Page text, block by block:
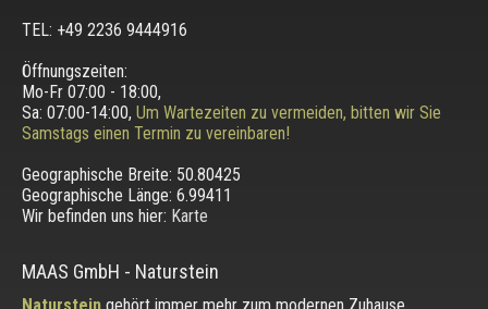
TEL: +49 2236 9444916
Öffnungszeiten:
Mo-Fr 07:00 - 18:00,
Sa: 07:00-14:00, Um Wartezeiten zu vermeiden, bitten wir Sie
Samstags einen Termin zu vereinbaren!
Geographische Breite: 50.80425
Geographische Länge: 6.99411
Wir befinden uns hier: Karte
MAAS GmbH - Naturstein
Natursteingehört immer mehr zum modernen Zuhause.